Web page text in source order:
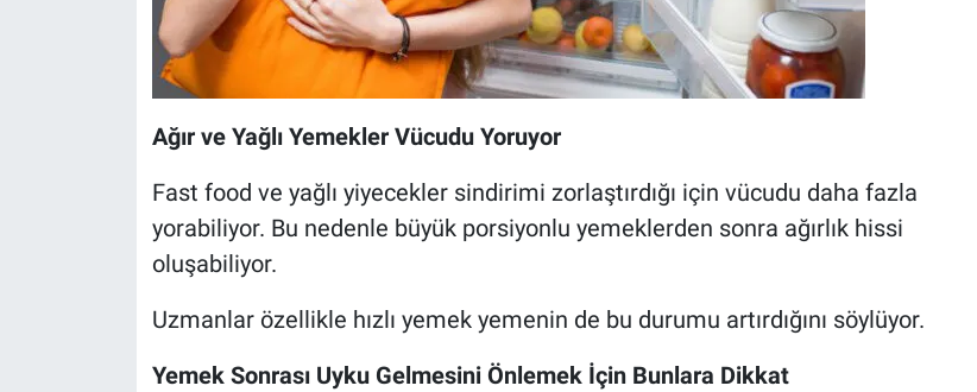
Ağır ve Yağlı Yemekler Vücudu Yoruyor
Fast food ve yağlı yiyecekler sindirimi zorlaştırdığı için vücudu daha fazla
yorabiliyor. Bu nedenle büyük porsiyonlu yemeklerden sonra ağırlık hissi
oluşabiliyor.
Uzmanlar özellikle hızlı yemek yemenin de bu durumu artırdığını söylüyor.
Yemek Sonrası Uyku Gelmesini Önlemek İçin Bunlara Dikkat